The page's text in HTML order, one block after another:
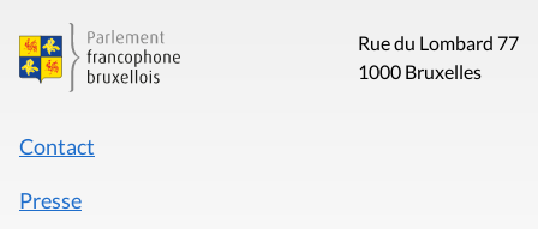
Rue du Lombard 77
1000 Bruxelles
Contact
Presse